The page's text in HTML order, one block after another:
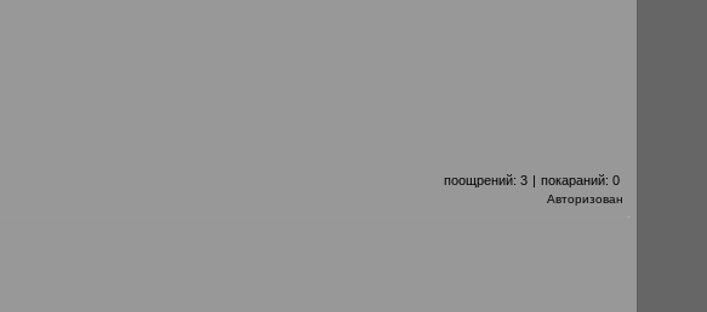
поощрений: 3 | покараний: 0
Авторизован